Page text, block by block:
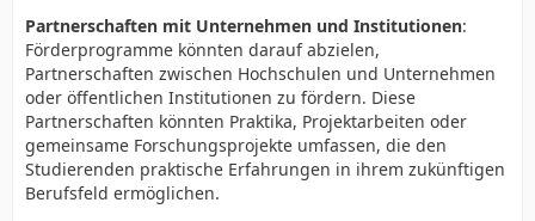
Hochschulausbildung die praktischen Einsätze bereits
umfasst.
Die Hochschulbildung an staatlichen Hochschulen ist
bereits vollumfänglich durch das Land Brandenburg
finanziert. Welche zusätzlichen Mittel sind also konkret
gemeint? Oder ist damit impliziert, dass weitere
Fakultäten und Lehrkapazitäten geschaffen werden
Partnerschaften mit Unternehmen und Institutionen:
Förderprogramme könnten darauf abzielen,
Partnerschaften zwischen Hochschulen und Unternehmen
oder öffentlichen Institutionen zu fördern. Diese
Partnerschaften könnten Praktika, Projektarbeiten oder
gemeinsame Forschungsprojekte umfassen, die den
Studierenden praktische Erfahrungen in ihrem zukünftigen
Berufsfeld ermöglichen.